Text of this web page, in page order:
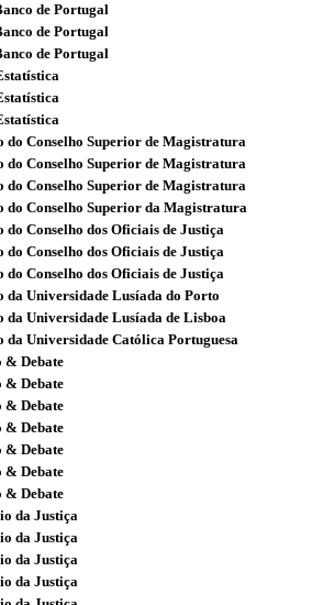
de Portugal
de Portugal
de Portugal
Conselho Superior de Magistratura
Conselho Superior de Magistratura
Conselho Superior de Magistratura
Conselho Superior da Magistratura
Conselho dos Oficiais de Justiça
Conselho dos Oficiais de Justiça
Conselho dos Oficiais de Justiça
Universidade Lusíada do Porto
Universidade Lusíada de Lisboa
Universidade Católica Portuguesa
& Debate
& Debate
& Debate
& Debate
& Debate
& Debate
& Debate
da Justiça
da Justiça
da Justiça
da Justiça